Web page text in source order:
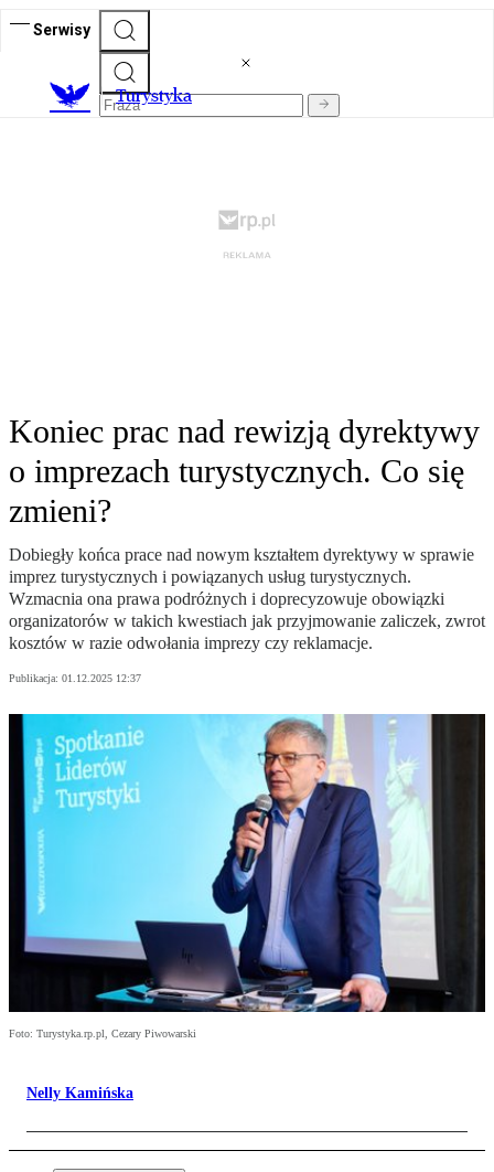
Serwisy
Turystyka
Koniec prac nad rewizją dyrektywy
o imprezach turystycznych. Co się
zmieni?
Dobiegły końca prace nad nowym kształtem dyrektywy w sprawie
imprez turystycznych i powiązanych usług turystycznych.
Wzmacnia ona prawa podróżnych i doprecyzowuje obowiązki
organizatorów w takich kwestiach jak przyjmowanie zaliczek, zwrot
kosztów w razie odwołania imprezy czy reklamacje.
Publikacja: 01.12.2025 12:37
Foto: Turystyka.rp.pl, Cezary Piwowarski
Nelly Kamińska